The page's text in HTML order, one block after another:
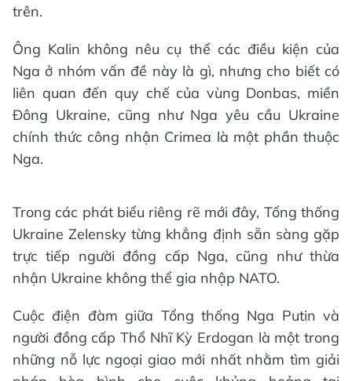
trên.
Ông Kalin không nêu cụ thể các điều kiện của
Nga ở nhóm vấn đề này là gì, nhưng cho biết có
liên quan đến quy chế của vùng Donbas, miền
Đông Ukraine, cũng như Nga yêu cầu Ukraine
chính thức công nhận Crimea là một phần thuộc
Nga.
Trong các phát biểu riêng rẽ mới đây, Tổng thống
Ukraine Zelensky từng khẳng định sẵn sàng gặp
trực tiếp người đồng cấp Nga, cũng như thừa
nhận Ukraine không thể gia nhập NATO.
Cuộc điện đàm giữa Tổng thống Nga Putin và
người đồng cấp Thổ Nhĩ Kỳ Erdogan là một trong
những nỗ lực ngoại giao mới nhất nhằm tìm giải